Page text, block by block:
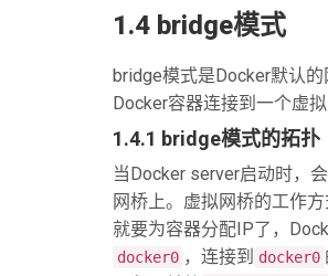
1.4 bridge模式
bridge模式是Docker默认
Docker容器连接到一个虚
1.4.1 bridge模式的拓扑
当Docker server启动时，
网桥上。虚拟网桥的工作
就要为容器分配IP了，
docker0 ，连接到 docker0